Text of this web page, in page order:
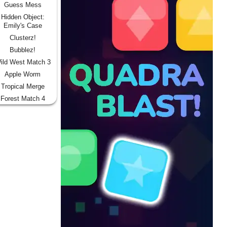
Guess Mess
Hidden Object:
Emily's Case
Clusterz!
Bubblez!
West Match 3
Apple Worm
Tropical Merge
Forest Match 4